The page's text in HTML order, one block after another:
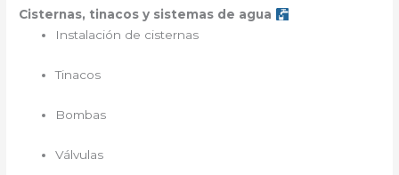
Cisternas, tinacos y sistemas de agua
Instalación de cisternas
Tinacos
Bombas
Válvulas